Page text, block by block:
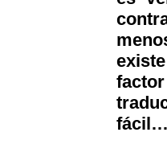
fácil…